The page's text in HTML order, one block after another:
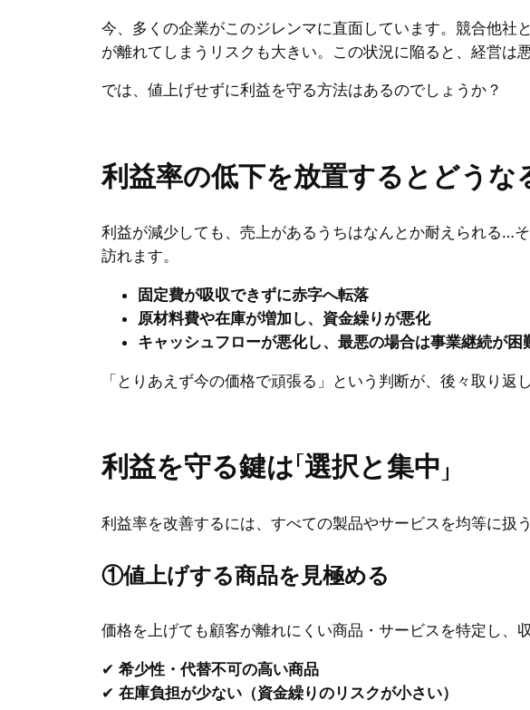
今、多くの企業がこのジレンマに直面しています。競合他
が離れてしまうリスクも大きい。この状況に陥ると、経営は
では、値上げせずに利益を守る方法はあるのでしょうか？
利益率の低下を放置するとどうな
利益が減少しても、売上があるうちはなんとか耐えられる…
訪れます。
固定費が吸収できずに赤字へ転落
原材料費や在庫が増加し、資金繰りが悪化
キャッシュフローが悪化し、最悪の場合は事業継続が困
「とりあえず今の価格で頑張る」という判断が、後々取り返
利益を守る鍵は「選択と集中」
利益率を改善するには、すべての製品やサービスを均等に扱
①値上げする商品を見極める
価格を上げても顧客が離れにくい商品・サービスを特定し、
✔ 希少性・代替不可の高い商品
✔ 在庫負担が少ない（資金繰りのリスクが小さい）